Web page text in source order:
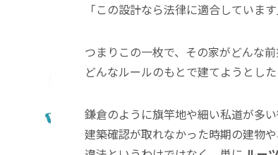
「この設計なら法律に適合していま
つまりこの一枚で、その家がどんな前
どんなルールのもとで建てようとした
鎌倉のように旗竿地や細い私道が多い
建築確認が取れなかった時期の建物